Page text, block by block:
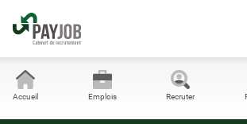
Accueil Emplois Recruter